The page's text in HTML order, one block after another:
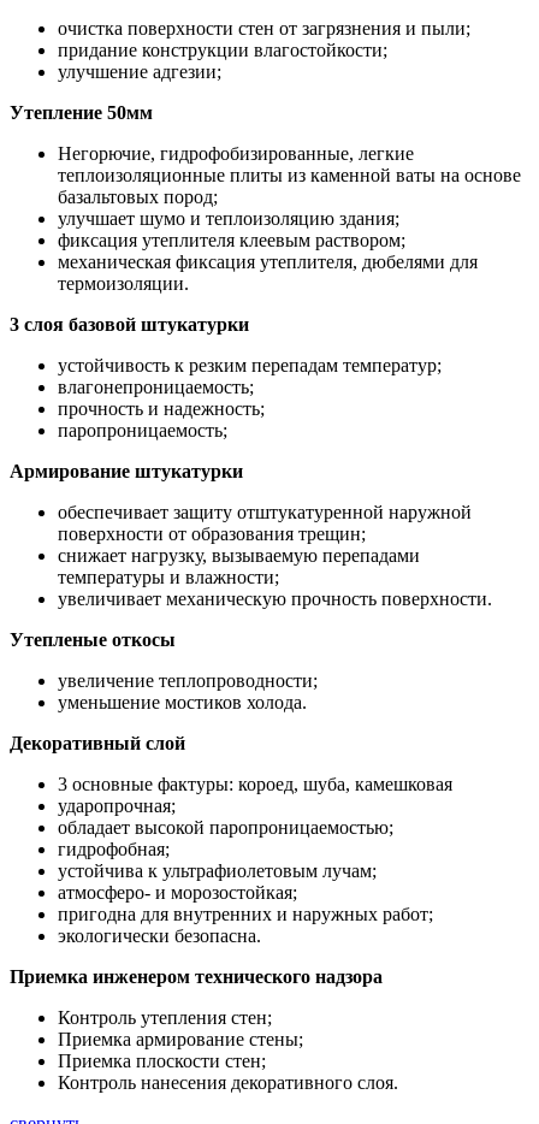
очистка поверхности стен от загрязнения и пыли;
придание конструкции влагостойкости;
улучшение адгезии;
Утепление 50мм
Негорючие, гидрофобизированные, легкие
теплоизоляционные плиты из каменной ваты на основе
базальтовых пород;
улучшает шумо и теплоизоляцию здания;
фиксация утеплителя клеевым раствором;
механическая фиксация утеплителя, дюбелями для
термоизоляции.
3 слоя базовой штукатурки
устойчивость к резким перепадам температур;
влагонепроницаемость;
прочность и надежность;
паропроницаемость;
Армирование штукатурки
обеспечивает защиту отштукатуренной наружной
поверхности от образования трещин;
снижает нагрузку, вызываемую перепадами
температуры и влажности;
увеличивает механическую прочность поверхности.
Утепленые откосы
увеличение теплопроводности;
уменьшение мостиков холода.
Декоративный слой
3 основные фактуры: короед, шуба, камешковая
ударопрочная;
обладает высокой паропроницаемостью;
гидрофобная;
устойчива к ультрафиолетовым лучам;
атмосферо- и морозостойкая;
пригодна для внутренних и наружных работ;
экологически безопасна.
Приемка инженером технического надзора
Контроль утепления стен;
Приемка армирование стены;
Приемка плоскости стен;
Контроль нанесения декоративного слоя.